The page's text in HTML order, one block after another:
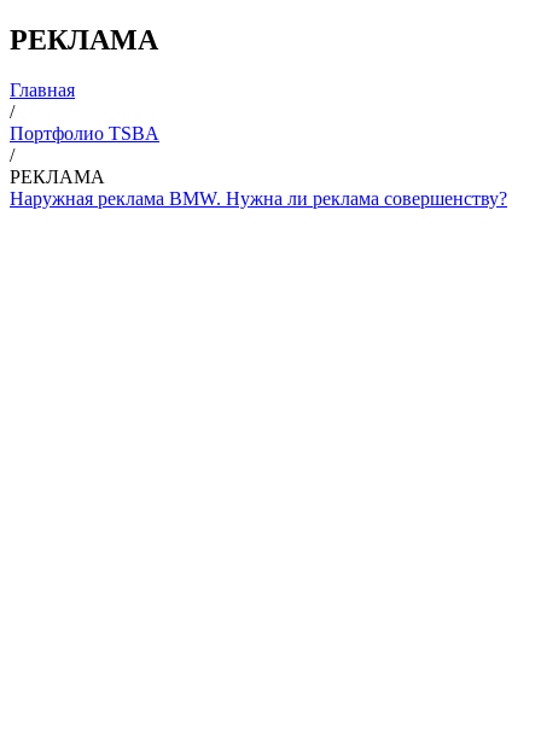
РЕКЛАМА
Главная
/
Портфолио TSBA
/
РЕКЛАМА
Наружная реклама BMW. Нужна ли реклама совершенству?